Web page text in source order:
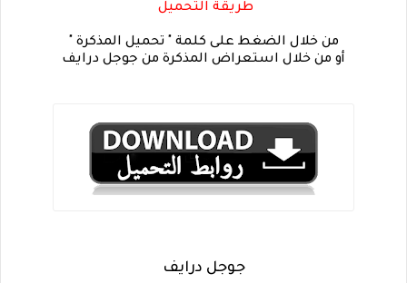
طريقة التحميل
من خلال الضغط على كلمة " تحميل المذكرة "
أو من خلال استعراض المذكرة من جوجل درايف
جوجل درايف